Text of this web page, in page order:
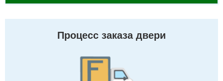
Процесс заказа двери